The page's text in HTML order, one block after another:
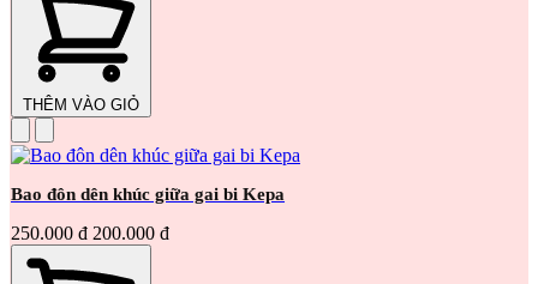
THÊM VÀO GIỎ
Bao đôn dên khúc giữa gai bi Kepa
250.000 đ 200.000 đ